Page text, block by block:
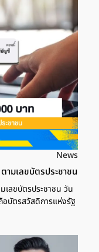
News
ามเลขบัตรประชาชน
ลขบัตรประชาชน วัน
บัตรสวัสดิการแห่งรัฐ